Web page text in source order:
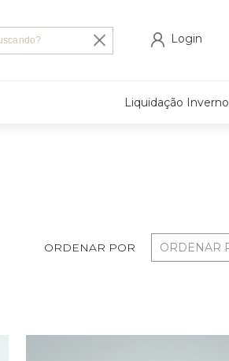
Login
Liquidação Inverno
ORDENAR POR